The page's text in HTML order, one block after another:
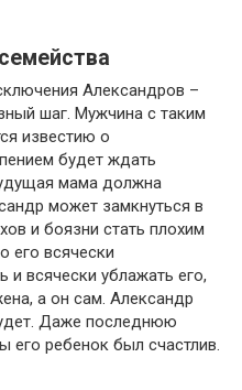
Александров –
шаг. Мужчина с таким
известию о
будет ждать
мама должна
может замкнуться в
и боязни стать плохим
его всячески
и всячески ублажать его,
а он сам. Александр
Даже последнюю
его ребенок был счастлив.